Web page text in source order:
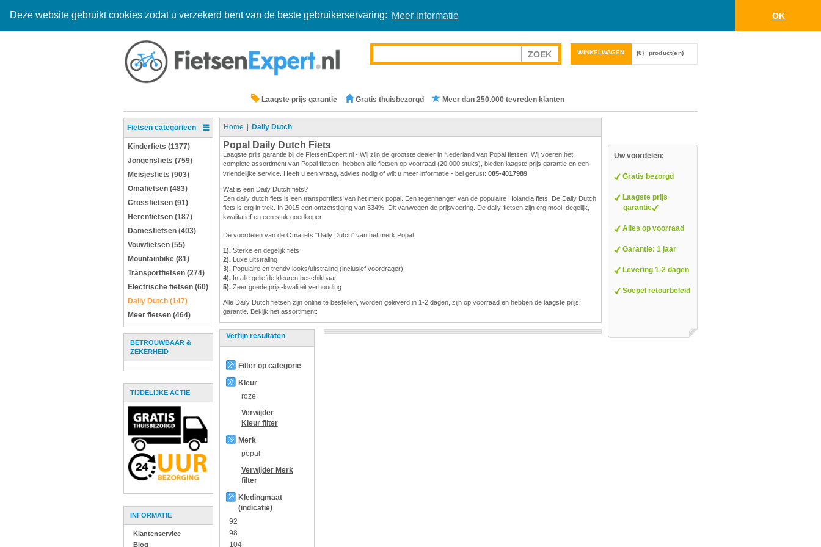
Deze website gebruikt cookies zodat u verzekerd bent van de beste gebruikerservaring: Meer informatie OK
WINKELWAGEN (0) product(en)
Laagste prijs garantie Gratis thuisbezorgd Meer dan 250.000 tevreden klanten
Fietsen categorieën
Kinderfiets (1377)
Jongensfiets (759)
Meisjesfiets (903)
Omafietsen (483)
Crossfietsen (91)
Herenfietsen (187)
Damesfietsen (403)
Vouwfietsen (55)
Mountainbike (81)
Transportfietsen (274)
Electrische fietsen (60)
Daily Dutch (147)
Meer fietsen (464)
BETROUWBAAR &
ZEKERHEID
TIJDELIJKE ACTIE
INFORMATIE
Klantenservice
Blog
Home Daily Dutch
Popal Daily Dutch Fiets
Laagste prijs garantie bij de FietsenExpert.nl - Wij zijn de grootste dealer in Nederland van Popal fietsen. Wij voeren het
complete assortiment van Popal fietsen, hebben alle fietsen op voorraad (20.000 stuks), bieden laagste prijs garantie en een
vriendelijke service. Heeft u een vraag, advies nodig of wilt u meer informatie - bel gerust: 085-4017989
Wat is een Daily Dutch fiets?
Een daily dutch fiets is een transportfiets van het merk popal. Een tegenhanger van de populaire Holandia fiets. De Daily Dutch
fiets is erg in trek. In 2015 een omzetstijging van 334%. Dit vanwegen de prijsvoering. De daily-fietsen zijn erg mooi, degelijk,
kwalitatief en een stuk goedkoper.
De voordelen van de Omafiets "Daily Dutch" van het merk Popal:
1).Sterke en degelijk fiets
2).Luxe uitstraling
3).Populaire en trendy looks/uitstraling (inclusief voordrager)
4).In alle geliefde kleuren beschikbaar
5).Zeer goede prijs-kwaliteit verhouding
Alle Daily Dutch fietsen zijn online te bestellen, worden geleverd in 1-2 dagen, zijn op voorraad en hebben de laagste prijs
garantie. Bekijk het assortiment:
Verfijn resultaten
Filter op categorie
Kleur
roze
Verwijder
Kleurfilter
Merk
popal
Verwijder Merk
filter
Kledingmaat
(indicatie)
92
98
104
Uw voordelen:
Gratis bezorgd
Laagste prijs
garantie
Alles op voorraad
Garantie: 1 jaar
Levering 1-2 dagen
Soepel retourbeleid